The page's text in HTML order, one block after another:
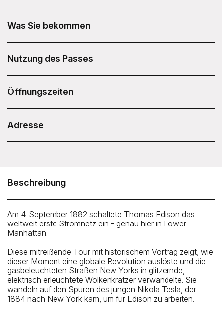
Was Sie bekommen
Grid Tour“ von Untapped New York ist in Ihrem Sesame
Attraction Pass enthalten.
Nutzung des Passes
haben, gehen Sie in Ihr Konto, um Ihr Ticket zu buchen.
Öffnungszeiten
Dauer: 2 Stunden
Adresse
The group meets at the northwest corner of Pearl and
Fulton Streets in Lower Manhattan.
Fulton Center then 5 minute walk
Beschreibung
Am 4. September 1882 schaltete Thomas Edison das
weltweit erste Stromnetz ein – genau hier in Lower
Manhattan.
Diese mitreißende Tour mit historischem Vortrag zeigt, wie
dieser Moment eine globale Revolution auslöste und die
gasbeleuchteten Straßen New Yorks in glitzernde,
elektrisch erleuchtete Wolkenkratzer verwandelte. Sie
wandeln auf den Spuren des jungen Nikola Tesla, der
1884 nach New York kam, um für Edison zu arbeiten.